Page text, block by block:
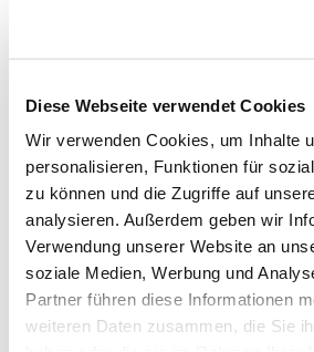
Diese Webseite verwendet Cookies
Wir verwenden Cookies, um Inhalte
personalisieren, Funktionen für
zu können und die Zugriffe auf
analysieren. Außerdem geben wir
Verwendung unserer Website an
soziale Medien, Werbung und
Partner führen diese Informationen
weiteren Daten zusammen, die Sie
Dies könnte